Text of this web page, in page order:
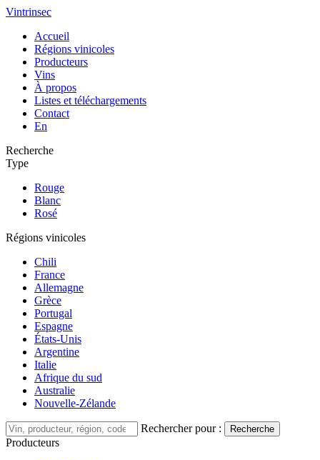
Vintrinsec
Accueil
Régions vinicoles
Producteurs
Vins
À propos
Listes et téléchargements
Contact
En
Recherche
Type
Rouge
Blanc
Rosé
Régions vinicoles
Chili
France
Allemagne
Grèce
Portugal
Espagne
États-Unis
Argentine
Italie
Afrique du sud
Australie
Nouvelle-Zélande
Rechercher pour : Recherche
Producteurs